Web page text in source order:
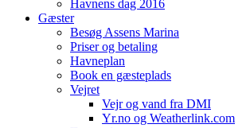
Havnens dag 2016
Gæster
Besøg Assens Marina
Priser og betaling
Havneplan
Book en gæsteplads
Vejret
Vejr og vand fra DMI
Yr.no og Weatherlink.com